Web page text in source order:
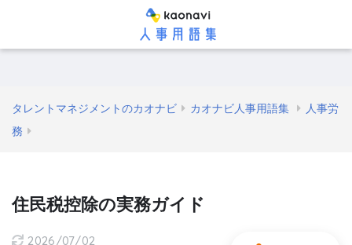
タレントマネジメントのカオナビ カオナビ人事用語集
人事労
務
住民税控除の実務ガイド
2026/07/02